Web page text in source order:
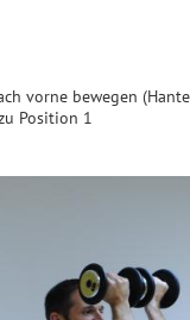
vorne bewegen
Position 1